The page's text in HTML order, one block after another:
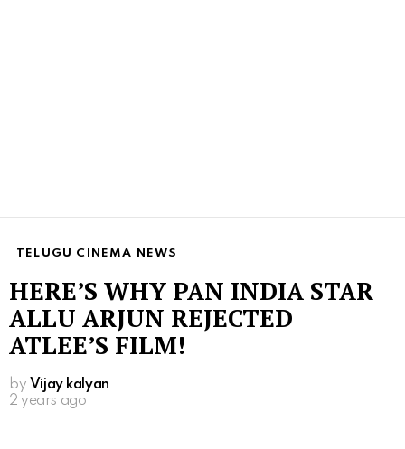
TELUGU CINEMA NEWS
HERE’S WHY PAN INDIA STAR
ALLU ARJUN REJECTED
ATLEE’S FILM!
by Vijay kalyan
2 years ago